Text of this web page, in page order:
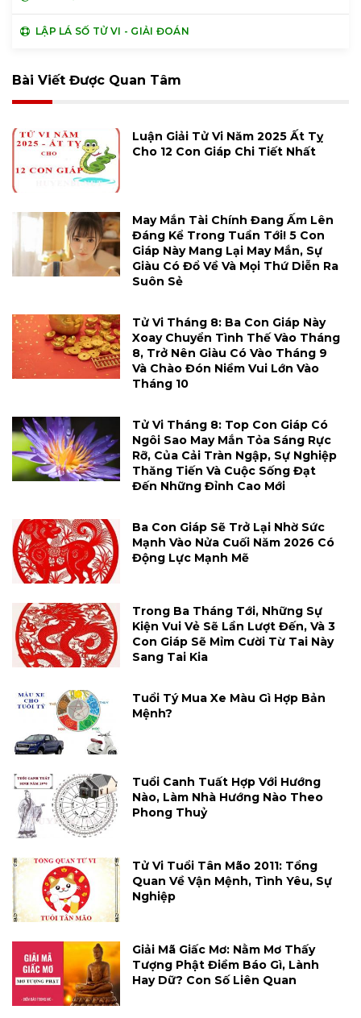
LẬP LÁ SỐ TỬ VI - GIẢI ĐOÁN
Bài Viết Được Quan Tâm
Luận Giải Tử Vi Năm 2025 Ất Tỵ
Cho 12 Con Giáp Chi Tiết Nhất
May Mắn Tài Chính Đang Ấm Lên
Đáng Kể Trong Tuần Tới! 5 Con
Giáp Này Mang Lại May Mắn, Sự
Giàu Có Đổ Về Và Mọi Thứ Diễn Ra
Suôn Sẻ
Tử Vi Tháng 8: Ba Con Giáp Này
Xoay Chuyển Tình Thế Vào Tháng
8, Trở Nên Giàu Có Vào Tháng 9
Và Chào Đón Niềm Vui Lớn Vào
Tháng 10
Tử Vi Tháng 8: Top Con Giáp Có
Ngôi Sao May Mắn Tỏa Sáng Rực
Rỡ, Của Cải Tràn Ngập, Sự Nghiệp
Thăng Tiến Và Cuộc Sống Đạt
Đến Những Đỉnh Cao Mới
Ba Con Giáp Sẽ Trở Lại Nhờ Sức
Mạnh Vào Nửa Cuối Năm 2026 Có
Động Lực Mạnh Mẽ
Trong Ba Tháng Tới, Những Sự
Kiện Vui Vẻ Sẽ Lần Lượt Đến, Và 3
Con Giáp Sẽ Mỉm Cười Từ Tai Này
Sang Tai Kia
Tuổi Tý Mua Xe Màu Gì Hợp Bản
Mệnh?
Tuổi Canh Tuất Hợp Với Hướng
Nào, Làm Nhà Hướng Nào Theo
Phong Thuỷ
Tử Vi Tuổi Tân Mão 2011: Tổng
Quan Về Vận Mệnh, Tình Yêu, Sự
Nghiệp
Giải Mã Giấc Mơ: Nằm Mơ Thấy
Tượng Phật Điềm Báo Gì, Lành
Hay Dữ? Con Số Liên Quan